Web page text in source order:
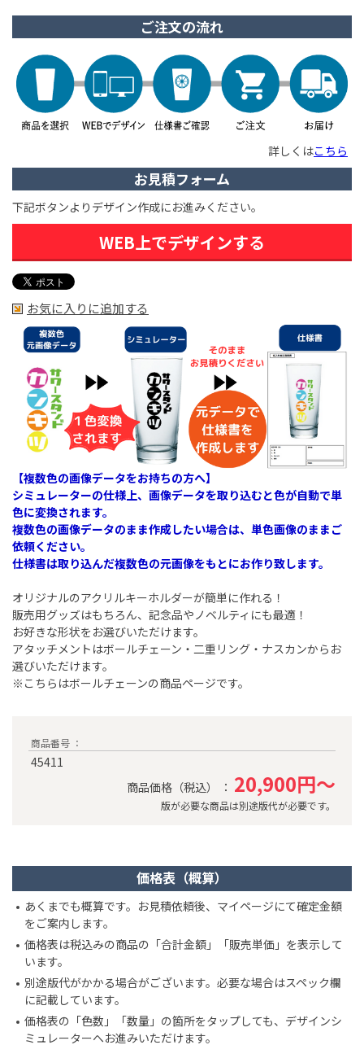
ご注文の流れ
詳しくはこちら
お見積フォーム
下記ボタンよりデザイン作成にお進みください。
WEB上でデザインする
お気に入りに追加する
【複数色の画像データをお持ちの方へ】
シミュレーターの仕様上、画像データを取り込むと色が自動で単
色に変換されます。
複数色の画像データのまま作成したい場合は、単色画像のままご
依頼ください。
仕様書は取り込んだ複数色の元画像をもとにお作り致します。
オリジナルのアクリルキーホルダーが簡単に作れる！
販売用グッズはもちろん、記念品やノベルティにも最適！
お好きな形状をお選びいただけます。
アタッチメントはボールチェーン・二重リング・ナスカンからお
選びいただけます。
※こちらはボールチェーンの商品ページです。
商品番号 ：
45411
商品価格（税込） ： 20,900円～
版が必要な商品は別途版代が必要です。
価格表（概算）
あくまでも概算です。お見積依頼後、マイページにて確定金額
をご案内します。
価格表は税込みの商品の「合計金額」「販売単価」を表示して
います。
別途版代がかかる場合がございます。必要な場合はスペック欄
に記載しています。
価格表の「色数」「数量」の箇所をタップしても、デザインシ
ミュレーターへお進みいただけます。